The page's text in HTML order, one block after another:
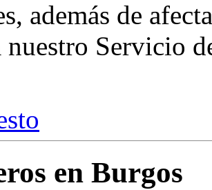
además de
nuestro Servicio
en Burgos